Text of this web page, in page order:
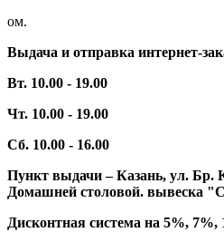
ом.
Выдача и отправка интернет-
Вт. 10.00 - 19.00
Чт. 10.00 - 19.00
Сб. 10.00 - 16.00
Пункт выдачи – Казань, ул. Бр.
Домашней столовой. вывеска
Дисконтная система на 5%,